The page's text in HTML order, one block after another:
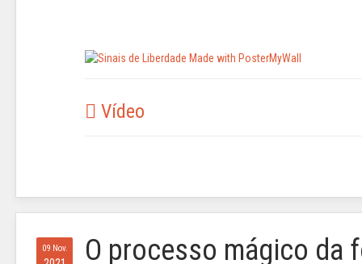
Vídeo
09 Nov. O processo mágico da